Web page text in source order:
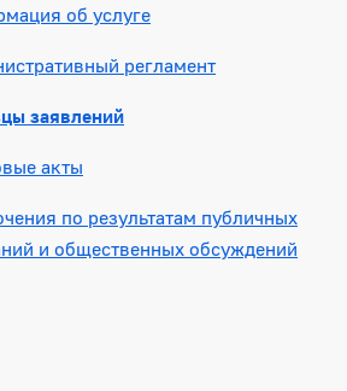
об услуге
регламент
заявлений
акты
по результатам публичных
и общественных обсуждений